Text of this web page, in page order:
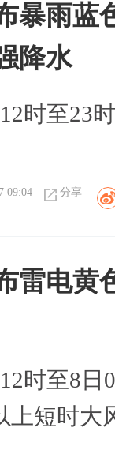
暴雨蓝
降水
时至23
09:04 分享
雷电黄
时至8
短时大